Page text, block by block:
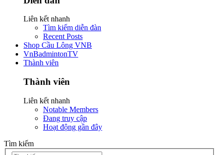
Liên kết nhanh
Tìm kiếm diễn đàn
Recent Posts
Shop Cầu Lông VNB
VnBadmintonTV
Thành viên
Thành viên
Liên kết nhanh
Notable Members
Đang truy cập
Hoạt động gần đây
Tìm kiếm